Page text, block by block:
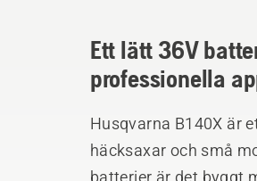
Ett lätt 36V
professionella
Husqvarna B140X är
häcksaxar och små
batterier är det byggt med